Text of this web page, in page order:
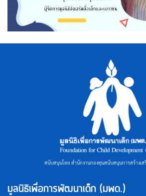
สนับสนุนโดย สำนักงานกองทุนสนับสนุนการสร้างเ
มูลนิธิเพื่อการพัฒนาเด็ก (มพด.)